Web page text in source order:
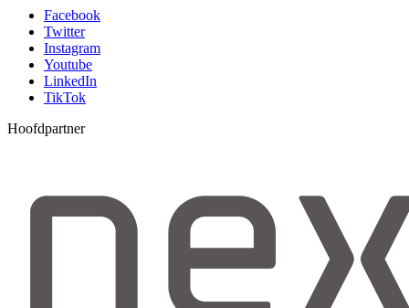
Facebook
Twitter
Instagram
Youtube
LinkedIn
TikTok
Hoofdpartner